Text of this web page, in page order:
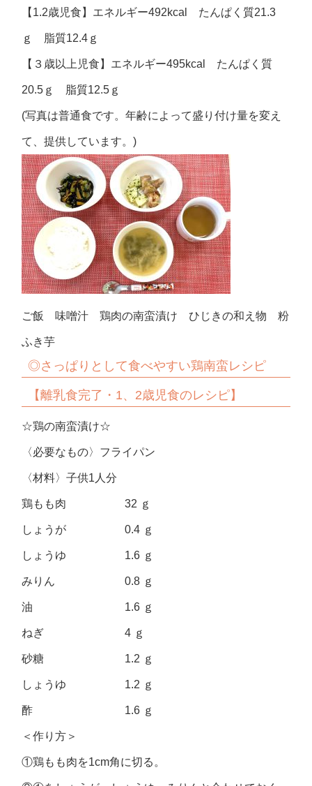
【1.2歳児食】エネルギー492kcal たんぱく質21.3
ｇ 脂質12.4ｇ
【３歳以上児食】エネルギー495kcal たんぱく質
20.5ｇ 脂質12.5ｇ
(写真は普通食です。年齢によって盛り付け量を変え
て、提供しています。)
ご飯 味噌汁 鶏肉の南蛮漬け ひじきの和え物 粉
ふき芋
◎さっぱりとして食べやすい鶏南蛮レシピ
【離乳食完了・1、2歳児食のレシピ】
☆鶏の南蛮漬け☆
〈必要なもの〉フライパン
〈材料〉子供1人分
鶏もも肉 32 ｇ
しょうが 0.4 ｇ
しょうゆ 1.6 ｇ
みりん 0.8 ｇ
油 1.6 ｇ
ねぎ 4 ｇ
砂糖 1.2 ｇ
しょうゆ 1.2 ｇ
酢 1.6 ｇ
＜作り方＞
①鶏もも肉を1cm角に切る。